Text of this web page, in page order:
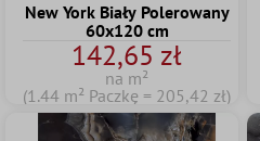
New York Biały Polerowany
60x120 cm
142,65 zł
na m²
(1.44 m² Paczkę = 205,42 zł)